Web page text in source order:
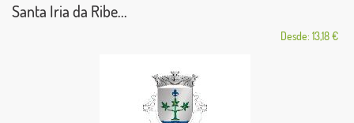
Santa Iria da Ribe...
Desde: 13,18 €